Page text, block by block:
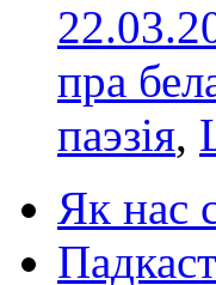
пра
паэзія,
Як нас
Падкаст